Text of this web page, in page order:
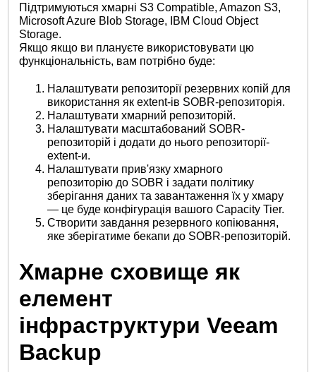
Підтримуються хмарні S3 Compatible, Amazon S3,
Microsoft Azure Blob Storage, IBM Cloud Object
Storage.
Якщо якщо ви плануєте використовувати цю
функціональність, вам потрібно буде:
Налаштувати репозиторії резервних копій для
використання як extent-ів SOBR-репозиторія.
Налаштувати хмарний репозиторій.
Налаштувати масштабований SOBR-
репозиторій і додати до нього репозиторії-
extent-и.
Налаштувати прив'язку хмарного
репозиторію до SOBR і задати політику
зберігання даних та завантаження їх у хмару
— це буде конфігурація вашого Capacity Tier.
Створити завдання резервного копіювання,
яке зберігатиме бекапи до SOBR-репозиторій.
Хмарне сховище як
елемент
інфраструктури Veeam
Backup